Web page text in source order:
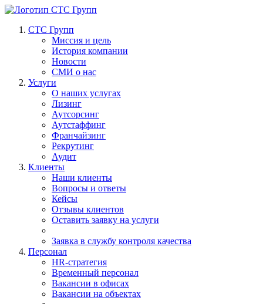
СТС Групп
Миссия и цель
История компании
Новости
СМИ о нас
Услуги
О наших услугах
Лизинг
Аутсорсинг
Аутстаффинг
Франчайзинг
Рекрутинг
Аудит
Клиенты
Наши клиенты
Вопросы и ответы
Кейсы
Отзывы клиентов
Оставить заявку на услуги
Заявка в службу контроля качества
Персонал
HR-стратегия
Временный персонал
Вакансии в офисах
Вакансии на объектах